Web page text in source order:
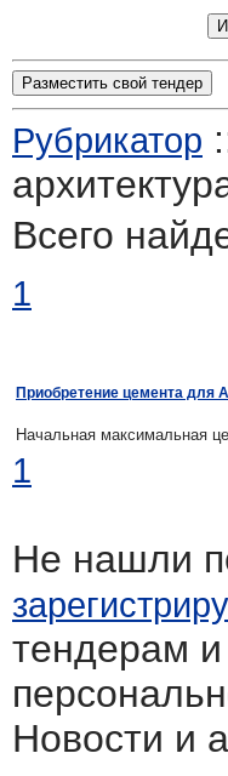
Разместить свой тендер
Рубрикатор
Всего
1
Приобретение цемента для
Начальная максимальная
1
Не нашли
тендерам
Новости и